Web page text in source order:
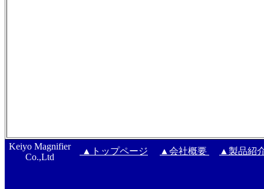
Keiyo Magnifier
Co.,Ltd
▲トップページ ▲会社概要 ▲製品紹